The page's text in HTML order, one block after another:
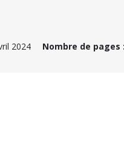
2024 Nombre de pages :